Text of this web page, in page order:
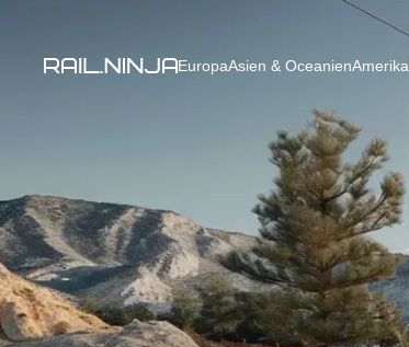
EuropaAsien & OceanienAmerika